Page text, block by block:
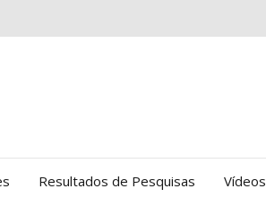
Resultados de Pesquisas Vídeos